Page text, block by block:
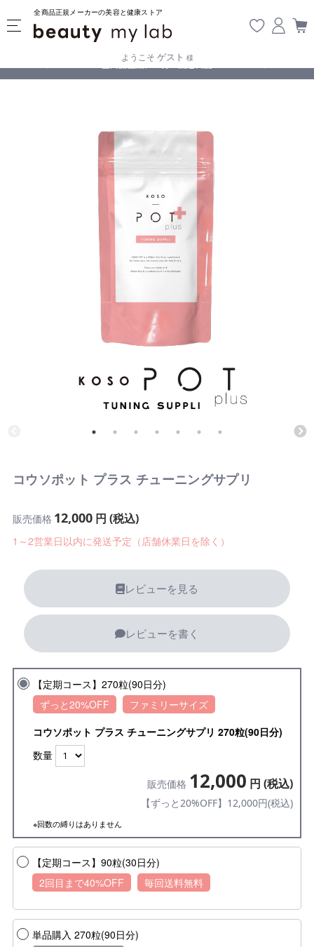
全商品正規メーカーの美容と健康ストア
ようこそ ゲスト 様
全商品正規メーカー流通商品
コウソポット プラス チューニングサプリ
販売価格 12,000円 (税込)
1～2営業日以内に発送予定（店舗休業日を除く）
レビューを見る
レビューを書く
【定期コース】270粒(90日分)
ずっと20%OFF
ファミリーサイズ
コウソポット プラス チューニングサプリ 270粒(90日分)
数量
販売価格 12,000 円 (税込)
【ずっと20%OFF】12,000円(税込)
※回数の縛りはありません
【定期コース】90粒(30日分)
2回目まで40%OFF
毎回送料無料
単品購入 270粒(90日分)